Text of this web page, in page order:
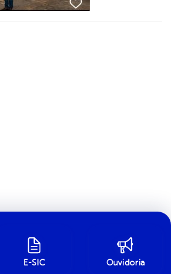
E-SIC Ouvidoria